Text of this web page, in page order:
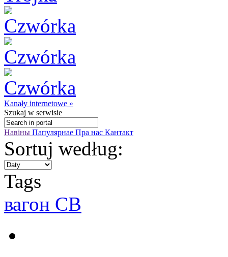
Kanały internetowe »
Szukaj w serwisie
Навіны Папулярнае Пра нас Кантакт
Sortuj według:
Tags
вагон СВ